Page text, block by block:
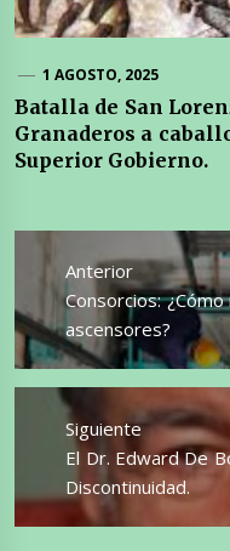
1 AGOSTO, 2025
Batalla de San
Granaderos a
Superior Gobierno.
Navegación
entradas
Anterior
Entrada
anterior:
Consorcios:
ascensores?
Siguiente
Entrada
siguiente:
El Dr. Edward De
Discontinuidad.